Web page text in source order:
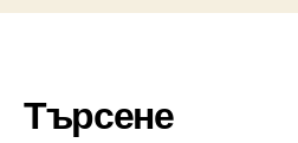
Търсене